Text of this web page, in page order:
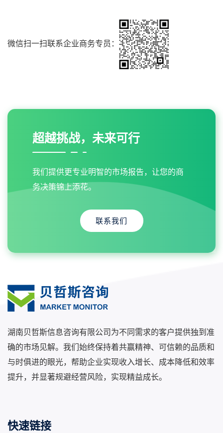
微信扫一扫联系企业商务专员：
超越挑战，未来可行
我们提供更专业明智的市场报告，让您的商
务决策锦上添花。
联系我们
湖南贝哲斯信息咨询有限公司为不同需求的客户提供独到准
确的市场见解。我们始终保持着共赢精神、可信赖的品质和
与时俱进的眼光，帮助企业实现收入增长、成本降低和效率
提升，并显著规避经营风险，实现精益成长。
快速链接